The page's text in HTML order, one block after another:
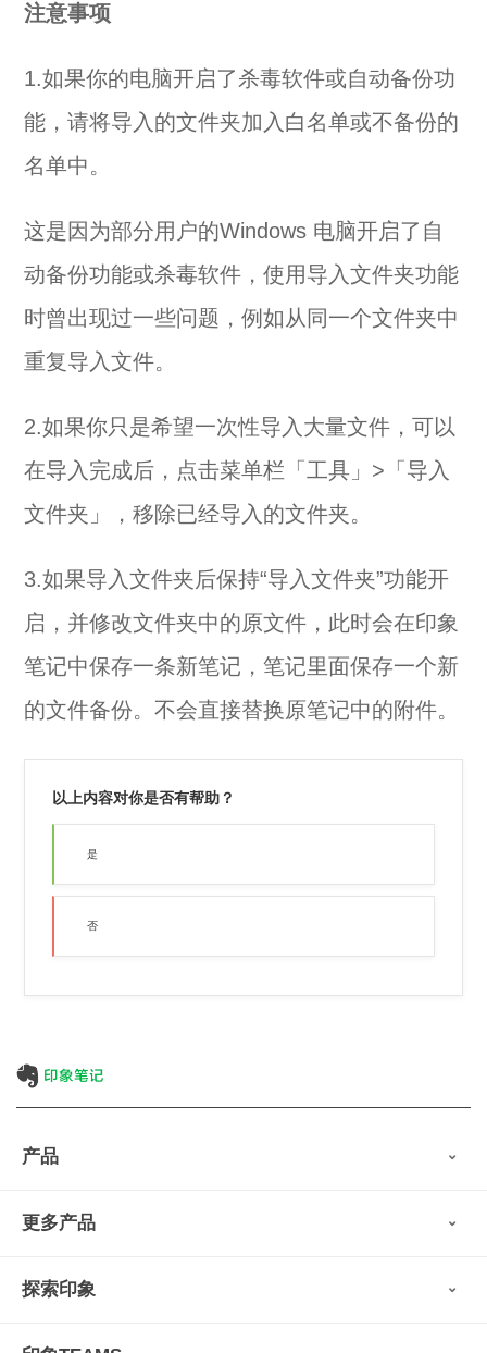
注意事项
1.如果你的电脑开启了杀毒软件或自动备份功
能，请将导入的文件夹加入白名单或不备份的
名单中。
这是因为部分用户的Windows 电脑开启了自
动备份功能或杀毒软件，使用导入文件夹功能
时曾出现过一些问题，例如从同一个文件夹中
重复导入文件。
2.如果你只是希望一次性导入大量文件，可以
在导入完成后，点击菜单栏「工具」>「导入
文件夹」，移除已经导入的文件夹。
3.如果导入文件夹后保持“导入文件夹”功能开
启，并修改文件夹中的原文件，此时会在印象
笔记中保存一条新笔记，笔记里面保存一个新
的文件备份。不会直接替换原笔记中的附件。
以上内容对你是否有帮助？
是
否
产品
会员权益
印象笔记·剪藏
更多产品
印象图记
墨笔
探索印象